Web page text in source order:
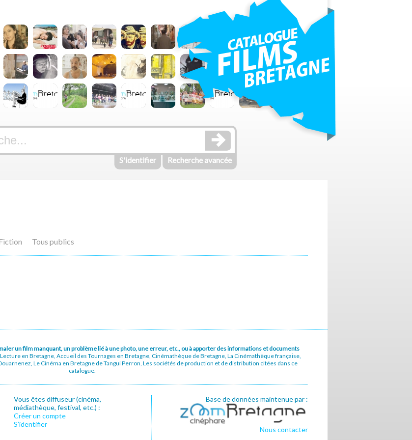
S'identifier Recherche avancée
Tous publics
un film manquant, un problème lié à une photo, une erreur, etc., ou à apporter des informations et documents
en Bretagne, Accueil des Tournages en Bretagne, Cinémathèque de Bretagne, La Cinémathèque française,
Le Cinéma en Bretagne de Tangui Perron, Les sociétés de production et de distribution citées dans ce
catalogue.
Vous êtes diffuseur (cinéma,
médiathèque, festival, etc.) :
Créer un compte
S’identifier
Base de données maintenue par :
Nous contacter